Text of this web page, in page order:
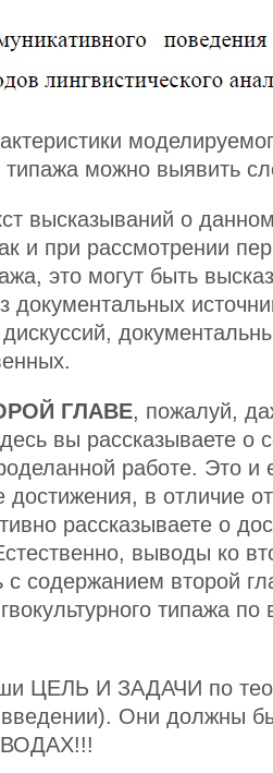
типажа можно выявить
высказываний о
и при рассмотрении
это могут быть
документальных
дискуссий,
ГЛАВЕ, пожалуй,
вы рассказываете о
работе. Это и
в отличие
рассказываете о
выводы ко
содержанием второй
типажа
ЦЕЛЬ И ЗАДАЧИ по
введении). Они должны